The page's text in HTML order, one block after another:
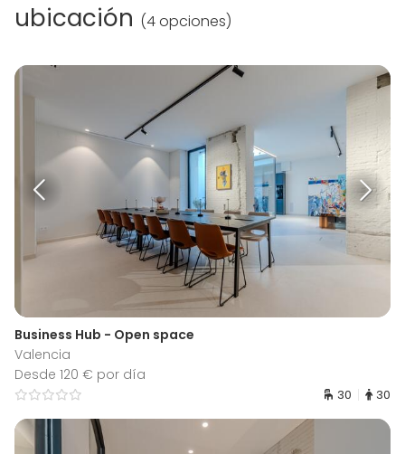
ubicación (4 opciones)
Business Hub - Open space
Valencia
Desde 120 € por día
30 30